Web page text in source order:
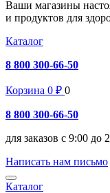
Ваши магазины
и продуктов для
Каталог
8 800 300-66-50
Корзина 0 ₽ 0
8 800 300-66-50
для заказов с 9:00 до
Написать нам письмо
Каталог